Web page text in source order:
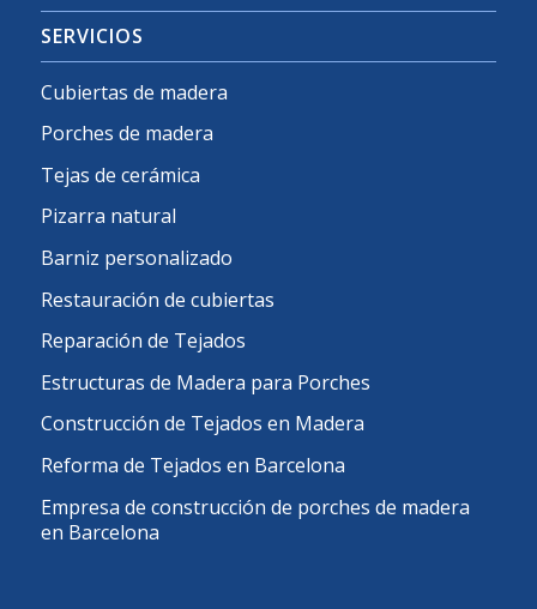
SERVICIOS
Cubiertas de madera
Porches de madera
Tejas de cerámica
Pizarra natural
Barniz personalizado
Restauración de cubiertas
Reparación de Tejados
Estructuras de Madera para Porches
Construcción de Tejados en Madera
Reforma de Tejados en Barcelona
Empresa de construcción de porches de madera
en Barcelona